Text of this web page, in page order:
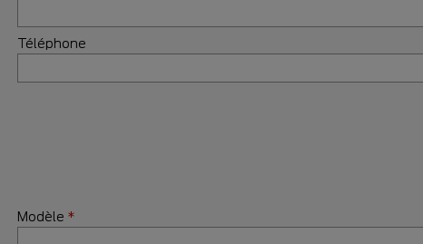
Téléphone
Modèle *